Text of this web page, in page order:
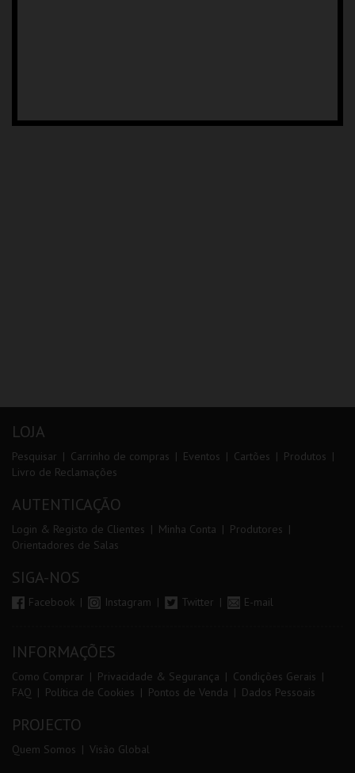
LOJA
Pesquisar Carrinho de compras Eventos Cartões
Produtos
Livro de Reclamações
AUTENTICAÇÃO
Login & Registo de Clientes Minha Conta
Produtores
Orientadores de Salas
SIGA-NOS
Facebook Instagram Twitter E-mail
INFORMAÇÕES
Como Comprar Privacidade & Segurança
Condições Gerais
FAQ
Política de Cookies Pontos de Venda Dados Pessoais
PROJECTO
Quem Somos Visão Global